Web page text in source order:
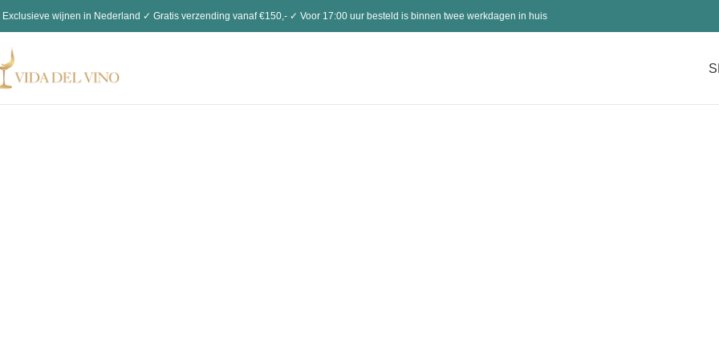
wijnen in Nederland ✓ Gratis verzending vanaf €150,- ✓ Voor 17:00 uur besteld is binnen twee werkdagen in huis